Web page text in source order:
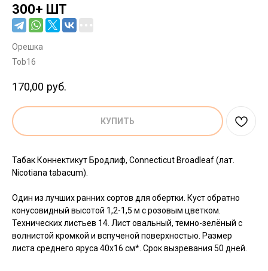
300+ ШТ
Орешка
Tob16
170,00 руб.
КУПИТЬ
Табак Коннектикут Бродлиф, Connecticut Broadleaf (лат.
Nicotiana tabacum).
Один из лучших ранних сортов для обертки. Куст обратно
конусовидный высотой 1,2-1,5 м с розовым цветком.
Технических листьев 14. Лист овальный, темно-зелёный с
волнистой кромкой и вспученой поверхностью. Размер
листа среднего яруса 40х16 см*. Срок вызревания 50 дней.